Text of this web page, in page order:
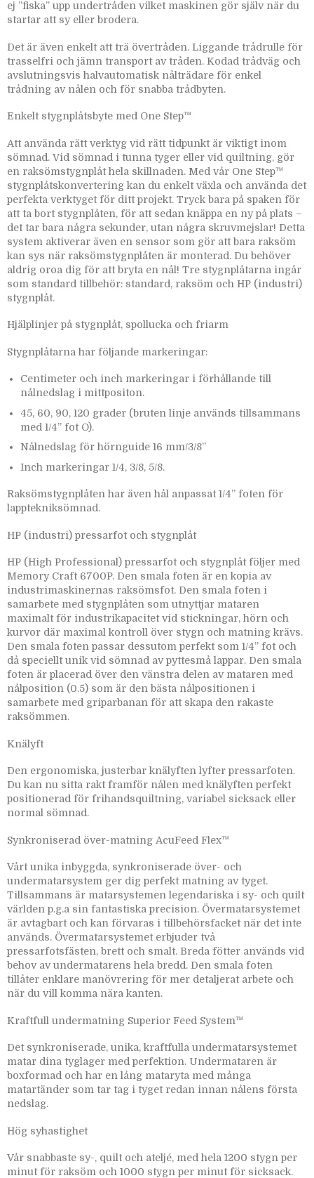
ej ”fiska” upp undertråden vilket maskinen gör själv när du
startar att sy eller brodera.
Det är även enkelt att trä övertråden. Liggande trådrulle för
trasselfri och jämn transport av tråden. Kodad trådväg och
avslutningsvis halvautomatisk nålträdare för enkel
trådning av nålen och för snabba trådbyten.
Enkelt stygnplåtsbyte med One Step™
Att använda rätt verktyg vid rätt tidpunkt är viktigt inom
sömnad. Vid sömnad i tunna tyger eller vid quiltning, gör
en raksömstygnplåt hela skillnaden. Med vår One Step™
stygnplåtskonvertering kan du enkelt växla och använda det
perfekta verktyget för ditt projekt. Tryck bara på spaken för
att ta bort stygnplåten, för att sedan knäppa en ny på plats –
det tar bara några sekunder, utan några skruvmejslar! Detta
system aktiverar även en sensor som gör att bara raksöm
kan sys när raksömstygnplåten är monterad. Du behöver
aldrig oroa dig för att bryta en nål! Tre stygnplåtarna ingår
som standard tillbehör: standard, raksöm och HP (industri)
stygnplåt.
Hjälplinjer på stygnplåt, spollucka och friarm
Stygnplåtarna har följande markeringar:
Centimeter och inch markeringar i förhållande till
nålnedslag i mittpositon.
45, 60, 90, 120 grader (bruten linje används tillsammans
med 1/4” fot O).
Nålnedslag för hörnguide 16 mm/3/8”
Inch markeringar 1/4, 3/8, 5/8.
Raksömstygnplåten har även hål anpassat 1/4” foten för
lapptekniksömnad.
HP (industri) pressarfot och stygnplåt
HP (High Professional) pressarfot och stygnplåt följer med
Memory Craft 6700P. Den smala foten är en kopia av
industrimaskinernas raksömsfot. Den smala foten i
samarbete med stygnplåten som utnyttjar mataren
maximalt för industrikapacitet vid stickningar, hörn och
kurvor där maximal kontroll över stygn och matning krävs.
Den smala foten passar dessutom perfekt som 1/4” fot och
då speciellt unik vid sömnad av pyttesmå lappar. Den smala
foten är placerad över den vänstra delen av mataren med
nålposition (0.5) som är den bästa nålpositionen i
samarbete med griparbanan för att skapa den rakaste
raksömmen.
Knälyft
Den ergonomiska, justerbar knälyften lyfter pressarfoten.
Du kan nu sitta rakt framför nålen med knälyften perfekt
positionerad för frihandsquiltning, variabel sicksack eller
normal sömnad.
Synkroniserad över-matning AcuFeed Flex™
Vårt unika inbyggda, synkroniserade över- och
undermatarsystem ger dig perfekt matning av tyget.
Tillsammans är matarsystemen legendariska i sy- och quilt
världen p.g.a sin fantastiska precision. Övermatarsystemet
är avtagbart och kan förvaras i tillbehörsfacket när det inte
används. Övermatarsystemet erbjuder två
pressarfotsfästen, brett och smalt. Breda fötter används vid
behov av undermatarens hela bredd. Den smala foten
tillåter enklare manövrering för mer detaljerat arbete och
när du vill komma nära kanten.
Kraftfull undermatning Superior Feed System™
Det synkroniserade, unika, kraftfulla undermatarsystemet
matar dina tyglager med perfektion. Undermataren är
boxformad och har en lång mataryta med många
matartänder som tar tag i tyget redan innan nålens första
nedslag.
Hög syhastighet
Vår snabbaste sy-, quilt och ateljé, med hela 1200 stygn per
minut för raksöm och 1000 stygn per minut för sicksack.